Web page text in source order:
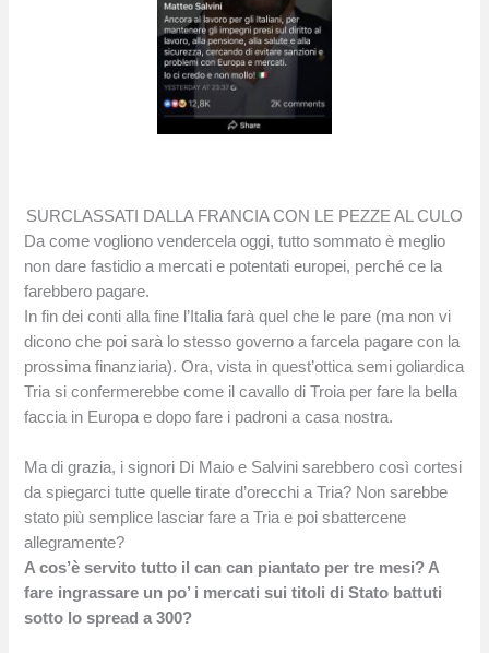
SURCLASSATI DALLA FRANCIA CON LE PEZZE AL CULO
Da come vogliono vendercela oggi, tutto sommato è meglio
non dare fastidio a mercati e potentati europei, perché ce la
farebbero pagare.
In fin dei conti alla fine l’Italia farà quel che le pare (ma non vi
dicono che poi sarà lo stesso governo a farcela pagare con la
prossima finanziaria). Ora, vista in quest’ottica semi goliardica
Tria si confermerebbe come il cavallo di Troia per fare la bella
faccia in Europa e dopo fare i padroni a casa nostra.
Ma di grazia, i signori Di Maio e Salvini sarebbero così cortesi
da spiegarci tutte quelle tirate d’orecchi a Tria? Non sarebbe
stato più semplice lasciar fare a Tria e poi sbattercene
allegramente?
A cos’è servito tutto il can can piantato per tre mesi? A
fare ingrassare un po’ i mercati sui titoli di Stato battuti
sotto lo spread a 300?